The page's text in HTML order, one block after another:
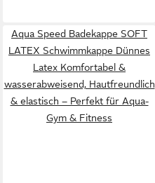
Aqua Speed Badekappe SOFT
LATEX Schwimmkappe Dünnes
Latex Komfortabel &
wasserabweisend, Hautfreundlich
& elastisch – Perfekt für Aqua-
Gym & Fitness